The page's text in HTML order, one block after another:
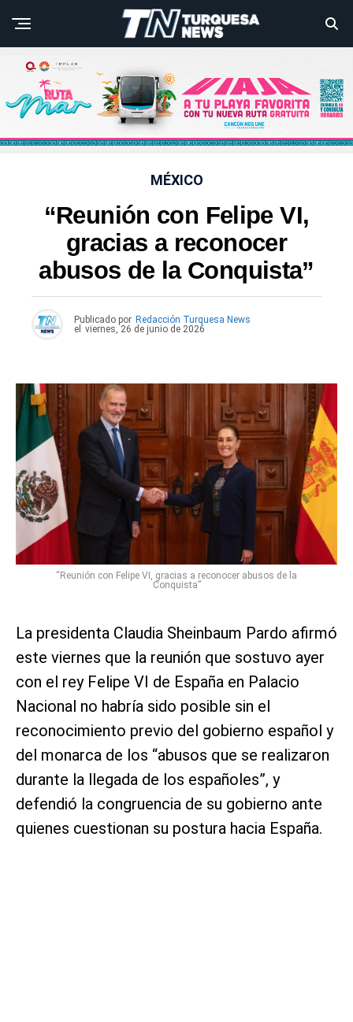
MÉXICO
“Reunión con Felipe VI,
gracias a reconocer
abusos de la Conquista”
Publicado por Redacción Turquesa News
el viernes, 26 de junio de 2026
“Reunión con Felipe VI, gracias a reconocer abusos de la
Conquista”
La presidenta Claudia Sheinbaum Pardo afirmó
este viernes que la reunión que sostuvo ayer
con el rey Felipe VI de España en Palacio
Nacional no habría sido posible sin el
reconocimiento previo del gobierno español y
del monarca de los “abusos que se realizaron
durante la llegada de los españoles”, y
defendió la congruencia de su gobierno ante
quienes cuestionan su postura hacia España.